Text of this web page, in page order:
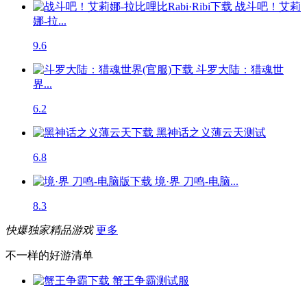
战斗吧！艾莉
娜-拉...
9.6
斗罗大陆：猎魂世
界...
6.2
黑神话之义薄云天测试
6.8
境·界 刀鸣-电脑...
8.3
快爆独家精品游戏 更多
不一样的好游清单
蟹王争霸测试服